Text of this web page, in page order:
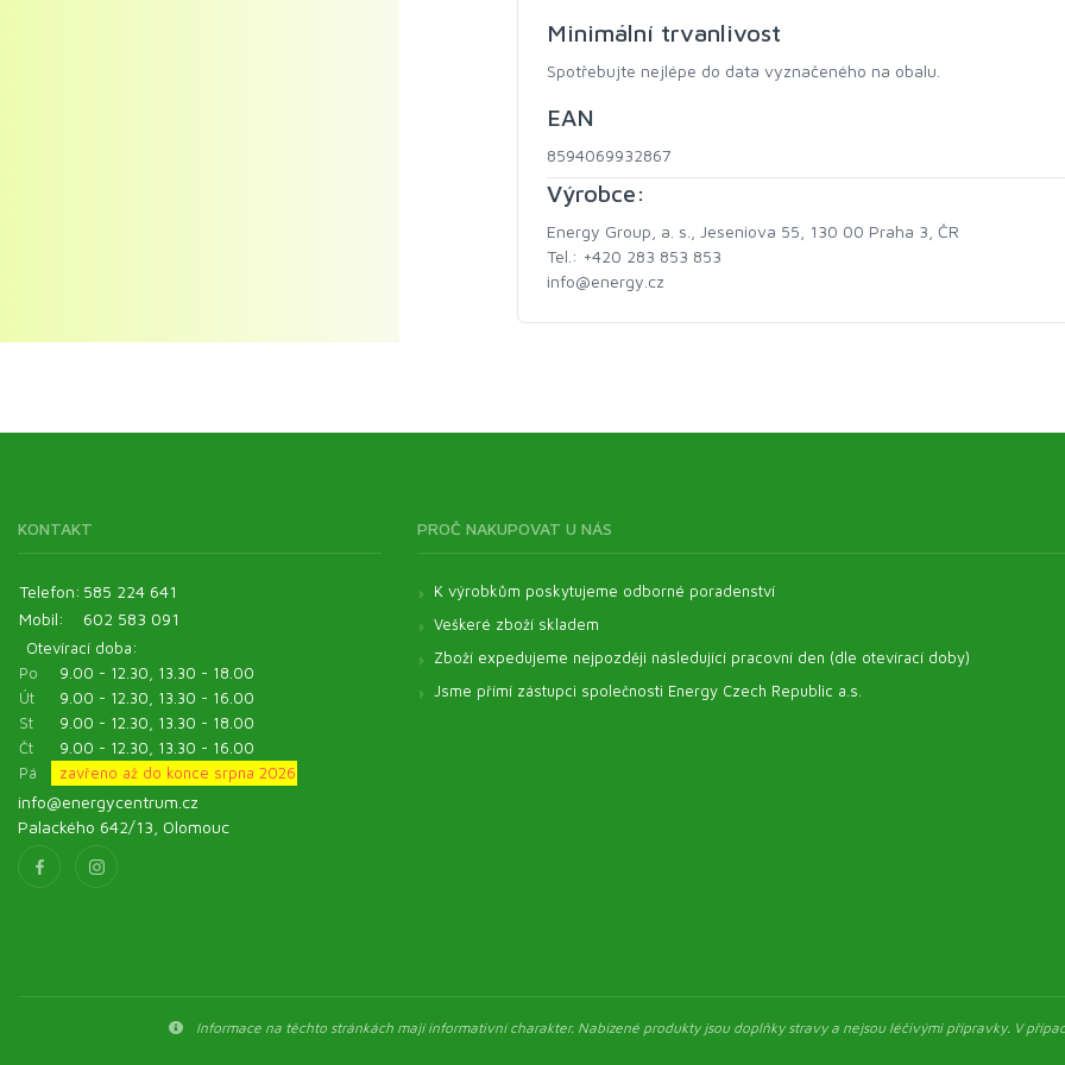
Minimální trvanlivost
Spotřebujte nejlépe do data vyznačeného na obalu.
EAN
8594069932867
Výrobce:
Energy Group, a. s., Jeseniova 55, 130 00 Praha 3, ČR
Tel.: +420 283 853 853
info@energy.cz
KONTAKT
Telefon: 585 224 641
Mobil:
602 583 091
Otevírací doba:
Po
9.00 - 12.30, 13.30 - 18.00
Út
9.00 - 12.30, 13.30 - 16.00
St
9.00 - 12.30, 13.30 - 18.00
Čt
9.00 - 12.30, 13.30 - 16.00
Pá
zavřeno až do konce srpna 2026
info@energycentrum.cz
Palackého 642/13, Olomouc
PROČ NAKUPOVAT U NÁS
K výrobkům poskytujeme odborné poradenství
Veškeré zboží skladem
Zboží expedujeme nejpozději následující pracovní den (dle otevírací doby)
Jsme přímí zástupci společnosti Energy Czech Republic a.s.
Informace na těchto stránkách mají informativní charakter. Nabízené produkty jsou doplňky stravy a nejsou léčivými přípravky. V